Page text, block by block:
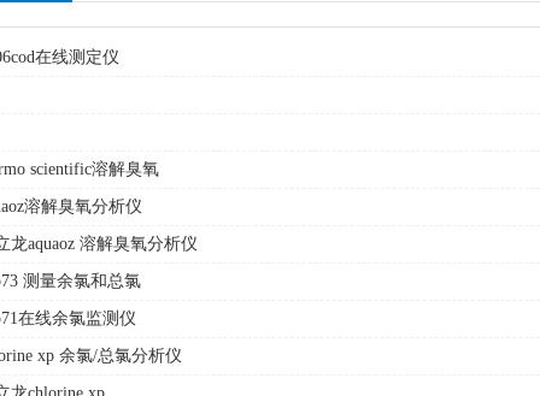
在线测定仪
scientific溶解臭氧
溶解臭氧分析仪
龙aquaoz 溶解臭氧分析仪
测量余氯和总氯
在线余氯监测仪
xp 余氯/总氯分析仪